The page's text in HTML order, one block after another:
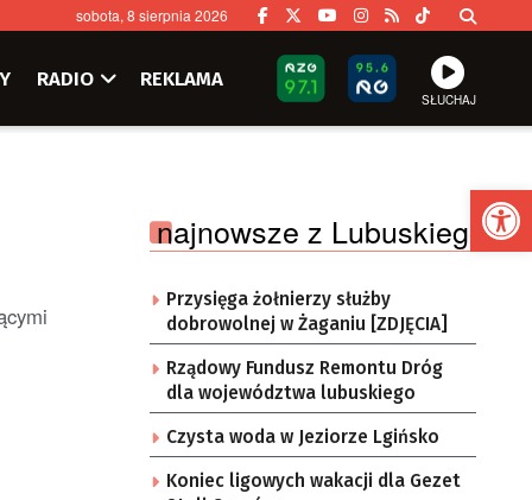
sobota, 8 sierpnia 2026
RADIO REKLAMA
SŁUCHAJ
najnowsze z Lubuskiego
Przysięga żołnierzy służby
dobrowolnej w Żaganiu [ZDJĘCIA]
Rządowy Fundusz Remontu Dróg
dla województwa lubuskiego
Czysta woda w Jeziorze Lgińsko
Koniec ligowych wakacji dla Gezet